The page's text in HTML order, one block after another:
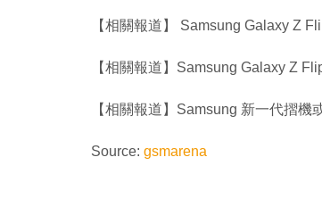
【相關報道】 Samsung Galaxy Z
【相關報道】Samsung Galaxy Z
【相關報道】Samsung 新一代摺
Source: gsmarena